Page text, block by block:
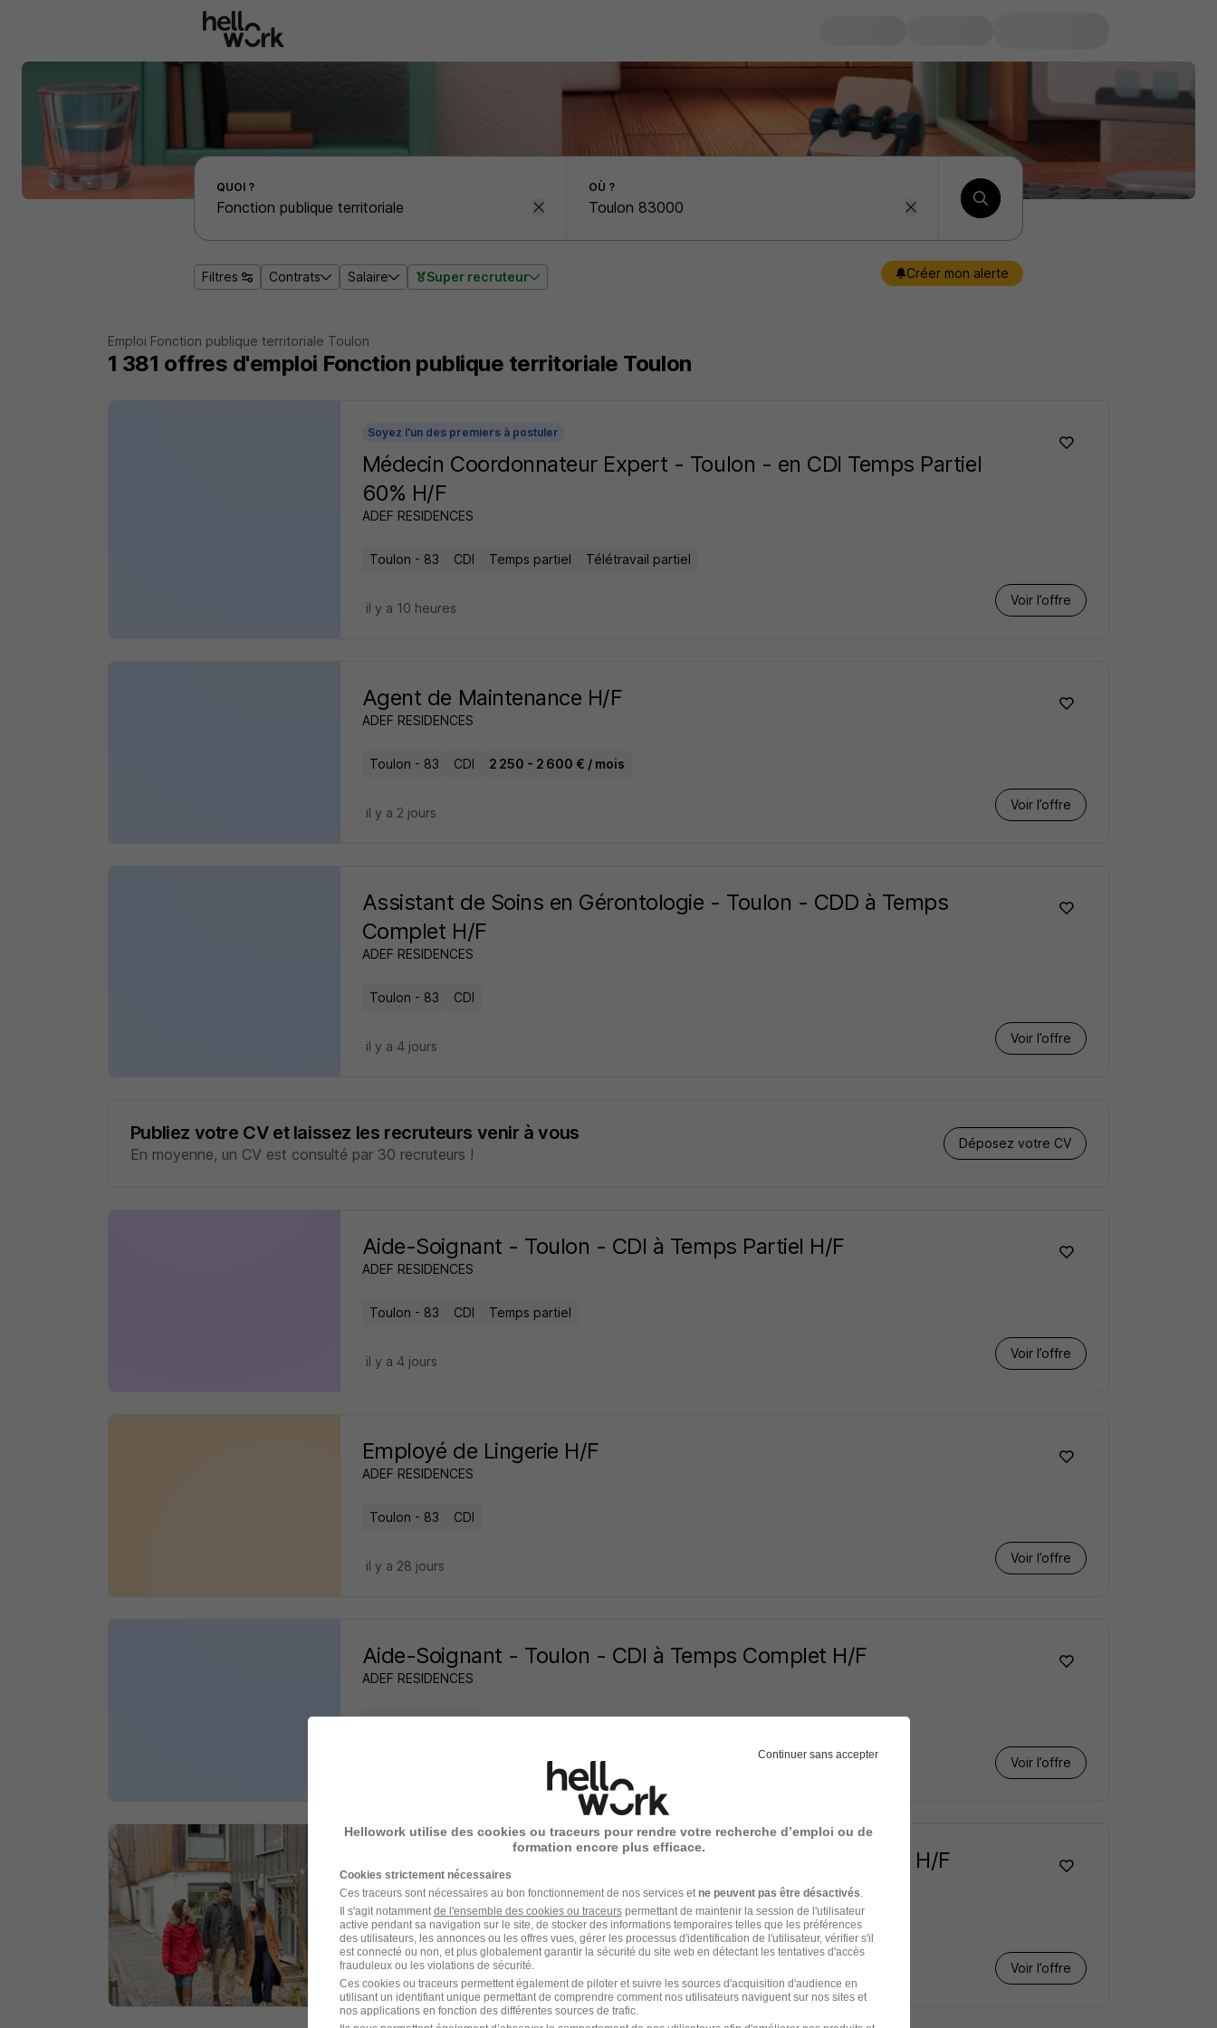
Effectuer une recherche d'emploi par localité
QUOI ? OÙ ?
Filtres Contrats Salaire Super recruteur Créer mon alerte
Emploi Fonction publique territoriale Toulon
1 381 offres d'emploi Fonction publique territoriale Toulon
Soyez l'un des premiers à postuler
Médecin Coordonnateur Expert - Toulon - en CDI Temps Partiel
60% H/F
ADEF RESIDENCES
Toulon - 83 CDI Temps partiel Télétravail partiel
Voir l’offre
il y a 10 heures
Agent de Maintenance H/F
ADEF RESIDENCES
Toulon - 83 CDI 2 250 - 2 600 € / mois
Voir l’offre
il y a 2 jours
Assistant de Soins en Gérontologie - Toulon - CDD à Temps
Complet H/F
ADEF RESIDENCES
Toulon - 83 CDI
Voir l’offre
il y a 4 jours
Publiez votre CV et laissez les recruteurs venir à vous
En moyenne, un CV est consulté par 30 recruteurs !
Déposez votre CV
Aide-Soignant - Toulon - CDI à Temps Partiel H/F
ADEF RESIDENCES
Toulon - 83 CDI Temps partiel
Voir l’offre
il y a 4 jours
Employé de Lingerie H/F
ADEF RESIDENCES
Toulon - 83 CDI
Voir l’offre
il y a 28 jours
Aide-Soignant - Toulon - CDI à Temps Complet H/F
ADEF RESIDENCES
Toulon - 83 CDI
Voir l’offre
Ouvrier de Maintenance Hautement Qualifié - Alternance H/F
Adoma Super recruteur
Toulon - 83 Alternance 11 000 - 20 000 € / an
Voir l’offre
il y a 18 jours
Continuer sans accepter
Hellowork utilise des cookies ou traceurs pour rendre votre recherche d’emploi ou de
formation encore plus efficace.
Cookies strictement nécessaires
Ces traceurs sont nécessaires au bon fonctionnement de nos services et ne peuvent pas être désactivés
Il s'agit notamment de l'ensemble des cookies ou traceurspermettant de maintenir la session de l'utilisateur
active pendant sa navigation sur le site, de stocker des informations temporaires telles que les préférences
des utilisateurs, les annonces ou les offres vues, gérer les processus d'identification de l'utilisateur, vérifier s'il
est connecté ou non, et plus globalement garantir la sécurité du site web en détectant les tentatives d'accès
frauduleux ou les violations de sécurité.
Ces cookies ou traceurs permettent également de piloter et suivre les sources d'acquisition d'audience en
utilisant un identifiant unique permettant de comprendre comment nos utilisateurs naviguent sur nos sites et
nos applications en fonction des différentes sources de trafic.